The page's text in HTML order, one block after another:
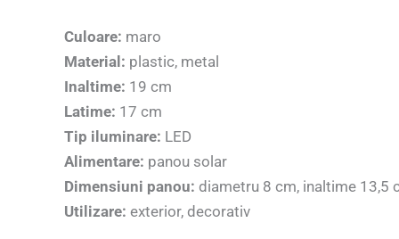
Culoare: maro
Material: plastic, metal
Inaltime: 19 cm
Latime: 17 cm
Tip iluminare: LED
Alimentare: panou solar
Dimensiuni panou: diametru 8 cm, inaltime 13,5
Utilizare: exterior, decorativ